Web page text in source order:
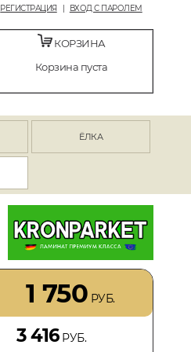
РЕГИСТРАЦИЯ ВХОД С ПАРОЛЕМ
КОРЗИНА
Корзина пуста
ЁЛКА
1 750 РУБ.
3 416РУБ.